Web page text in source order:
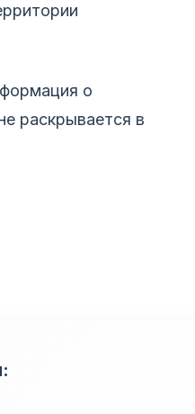
о
раскрывается в